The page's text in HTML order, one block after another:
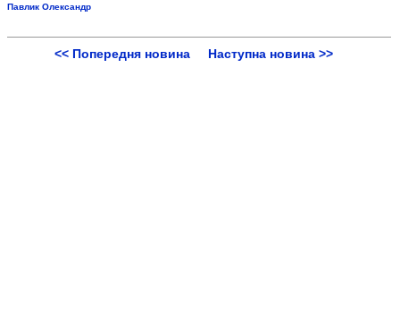
Павлик Олександр
<< Попередня новина Наступна новина >>